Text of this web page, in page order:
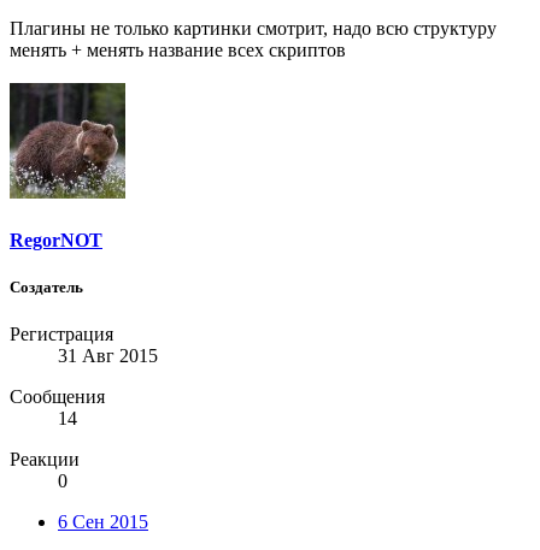
Плагины не только картинки смотрит, надо всю структуру
менять + менять название всех скриптов
RegorNOT
Создатель
Регистрация
31 Авг 2015
Сообщения
14
Реакции
0
6 Сен 2015